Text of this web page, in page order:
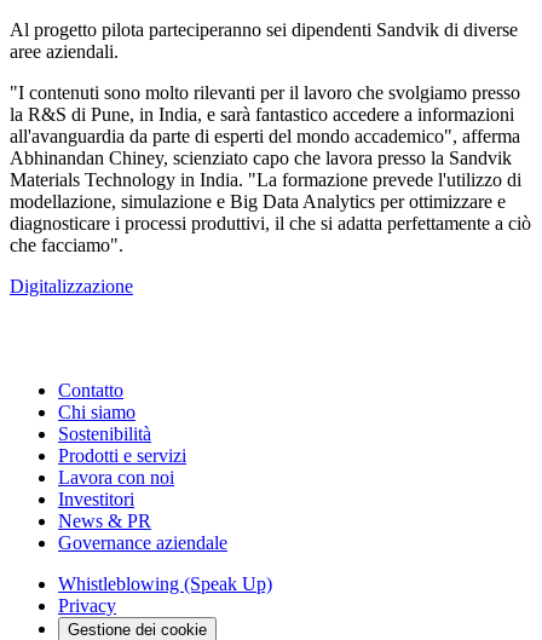
Al progetto pilota parteciperanno sei dipendenti Sandvik di diverse
aree aziendali.
"I contenuti sono molto rilevanti per il lavoro che svolgiamo presso
la R&S di Pune, in India, e sarà fantastico accedere a informazioni
all'avanguardia da parte di esperti del mondo accademico", afferma
Abhinandan Chiney, scienziato capo che lavora presso la Sandvik
Materials Technology in India. "La formazione prevede l'utilizzo di
modellazione, simulazione e Big Data Analytics per ottimizzare e
diagnosticare i processi produttivi, il che si adatta perfettamente a ciò
che facciamo".
Digitalizzazione
Contatto
Chi siamo
Sostenibilità
Prodotti e servizi
Lavora con noi
Investitori
News & PR
Governance aziendale
Whistleblowing (Speak Up)
Privacy
Gestione dei cookie